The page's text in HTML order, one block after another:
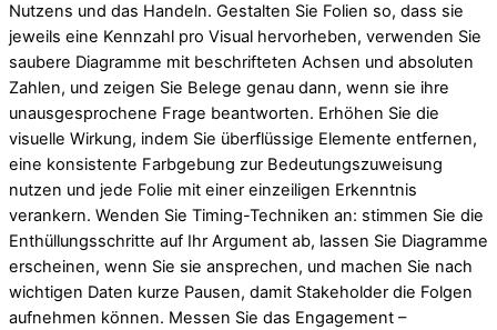
Nutzens und das Handeln. Gestalten Sie Folien so, dass sie
jeweils eine Kennzahl pro Visual hervorheben, verwenden Sie
saubere Diagramme mit beschrifteten Achsen und absoluten
Zahlen, und zeigen Sie Belege genau dann, wenn sie ihre
unausgesprochene Frage beantworten. Erhöhen Sie die
visuelle Wirkung, indem Sie überflüssige Elemente entfernen,
eine konsistente Farbgebung zur Bedeutungszuweisung
nutzen und jede Folie mit einer einzeiligen Erkenntnis
verankern. Wenden Sie Timing-Techniken an: stimmen Sie die
Enthüllungsschritte auf Ihr Argument ab, lassen Sie Diagramme
erscheinen, wenn Sie sie ansprechen, und machen Sie nach
wichtigen Daten kurze Pausen, damit Stakeholder die Folgen
aufnehmen können. Messen Sie das Engagement –